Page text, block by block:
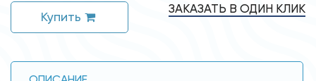
Купить
ЗАКАЗАТЬ В ОДИН КЛИК